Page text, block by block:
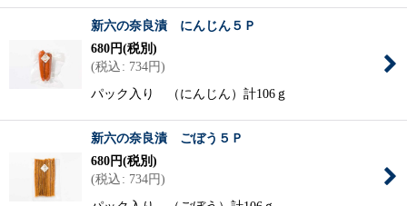
新六の奈良漬 にんじん５Ｐ
680円(税別)
(税込: 734円)
パック入り （にんじん）計106ｇ
新六の奈良漬 ごぼう５Ｐ
680円(税別)
(税込: 734円)